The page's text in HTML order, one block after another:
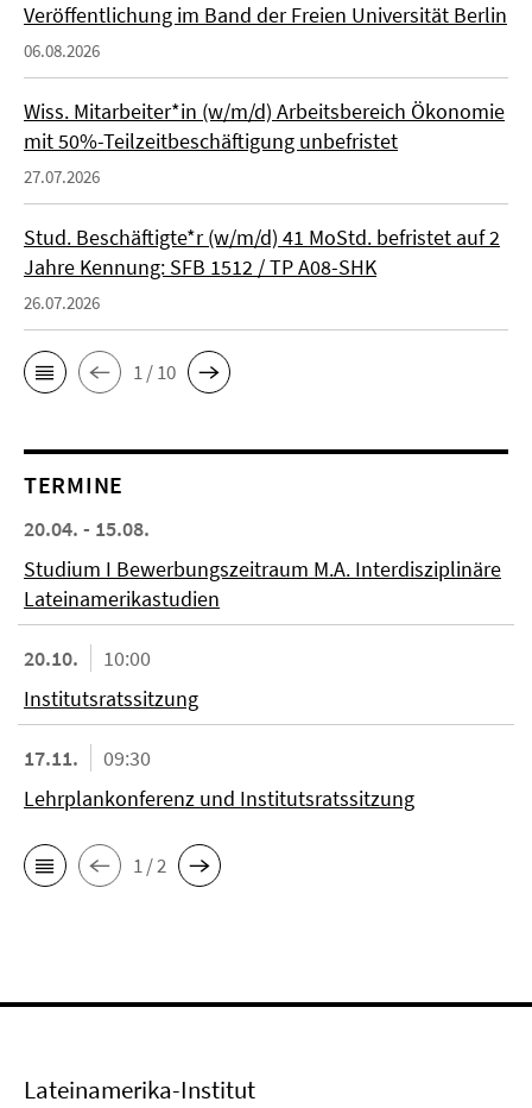
Veröffentlichung im Band der Freien Universität Berlin
06.08.2026
Wiss. Mitarbeiter*in (w/m/d) Arbeitsbereich Ökonomie
mit 50%-Teilzeitbeschäftigung unbefristet
27.07.2026
Stud. Beschäftigte*r (w/m/d) 41 MoStd. befristet auf 2
Jahre Kennung: SFB 1512 / TP A08-SHK
26.07.2026
1 / 10
TERMINE
20.04. - 15.08.
Studium I Bewerbungszeitraum M.A. Interdisziplinäre
Lateinamerikastudien
20.10.
10:00
Institutsratssitzung
17.11.
09:30
Lehrplankonferenz und Institutsratssitzung
1 / 2
Lateinamerika-Institut